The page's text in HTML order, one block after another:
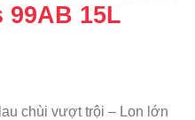
15L
chùi vượt trội – Lon lớn